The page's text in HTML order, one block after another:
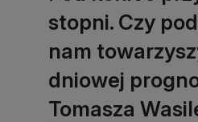
stopni. Czy
nam
dniowej
Tomasza